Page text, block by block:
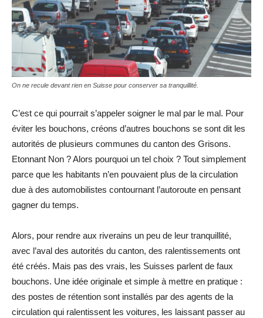
On ne recule devant rien en Suisse pour conserver sa tranquillité.
C’est ce qui pourrait s’appeler soigner le mal par le mal. Pour
éviter les bouchons, créons d’autres bouchons se sont dit les
autorités de plusieurs communes du canton des Grisons.
Etonnant Non ? Alors pourquoi un tel choix ? Tout simplement
parce que les habitants n’en pouvaient plus de la circulation
due à des automobilistes contournant l’autoroute en pensant
gagner du temps.
Alors, pour rendre aux riverains un peu de leur tranquillité,
avec l’aval des autorités du canton, des ralentissements ont
été créés. Mais pas des vrais, les Suisses parlent de faux
bouchons. Une idée originale et simple à mettre en pratique :
des postes de rétention sont installés par des agents de la
circulation qui ralentissent les voitures, les laissant passer au